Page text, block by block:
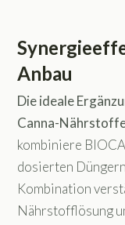
Anbau
Die ideale
Canna-
kombiniere
dosierten
Kombination
Nährstofflösung